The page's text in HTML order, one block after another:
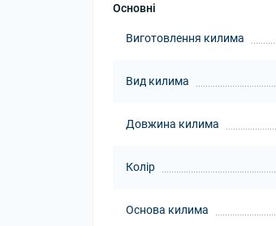
Основні
Виготовлення килима
Вид килима
Довжина килима
Колір
Основа килима